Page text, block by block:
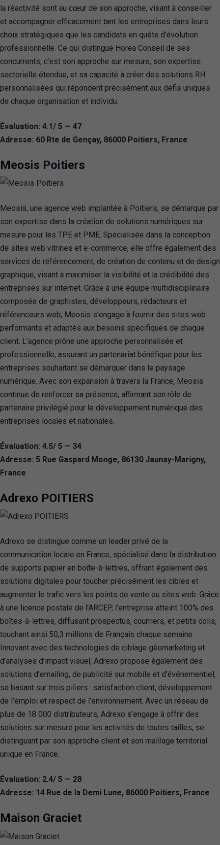
la réactivité sont au cœur de son approche, visant à conseiller
et accompagner efficacement tant les entreprises dans leurs
choix stratégiques que les candidats en quête d’évolution
professionnelle. Ce qui distingue Horea Conseil de ses
concurrents, c’est son approche sur mesure, son expertise
sectorielle étendue, et sa capacité à créer des solutions RH
personnalisées qui répondent précisément aux défis uniques
de chaque organisation et individu.
Évaluation: 4.1/ 5 — 47
Adresse: 60 Rte de Gençay, 86000 Poitiers, France
Meosis Poitiers
Meosis, une agence web implantée à Poitiers, se démarque par
son expertise dans la création de solutions numériques sur
mesure pour les TPE et PME. Spécialisée dans la conception
de sites web vitrines et e-commerce, elle offre également des
services de référencement, de création de contenu et de design
graphique, visant à maximiser la visibilité et la crédibilité des
entreprises sur internet. Grâce à une équipe multidisciplinaire
composée de graphistes, développeurs, rédacteurs et
référenceurs web, Meosis s’engage à fournir des sites web
performants et adaptés aux besoins spécifiques de chaque
client. L’agence prône une approche personnalisée et
professionnelle, assurant un partenariat bénéfique pour les
entreprises souhaitant se démarquer dans le paysage
numérique. Avec son expansion à travers la France, Meosis
continue de renforcer sa présence, affirmant son rôle de
partenaire privilégié pour le développement numérique des
entreprises locales et nationales.
Évaluation: 4.5/ 5 — 34
Adresse: 5 Rue Gaspard Monge, 86130 Jaunay-Marigny,
France
Adrexo POITIERS
Adrexo se distingue comme un leader privé de la
communication locale en France, spécialisé dans la distribution
de supports papier en boîte-à-lettres, offrant également des
solutions digitales pour toucher précisément les cibles et
augmenter le trafic vers les points de vente ou sites web. Grâce
à une licence postale de l’ARCEP, l’entreprise atteint 100% des
boîtes-à-lettres, diffusant prospectus, courriers, et petits colis,
touchant ainsi 50,3 millions de Français chaque semaine.
Innovant avec des technologies de ciblage géomarketing et
d’analyses d’impact visuel, Adrexo propose également des
solutions d’emailing, de publicité sur mobile et d’événementiel,
se basant sur trois piliers : satisfaction client, développement
de l’emploi et respect de l’environnement. Avec un réseau de
plus de 18 000 distributeurs, Adrexo s’engage à offrir des
solutions sur mesure pour les activités de toutes tailles, se
distinguant par son approche client et son maillage territorial
unique en France.
Évaluation: 2.4/ 5 — 28
Adresse: 14 Rue de la Demi Lune, 86000 Poitiers, France
Maison Graciet